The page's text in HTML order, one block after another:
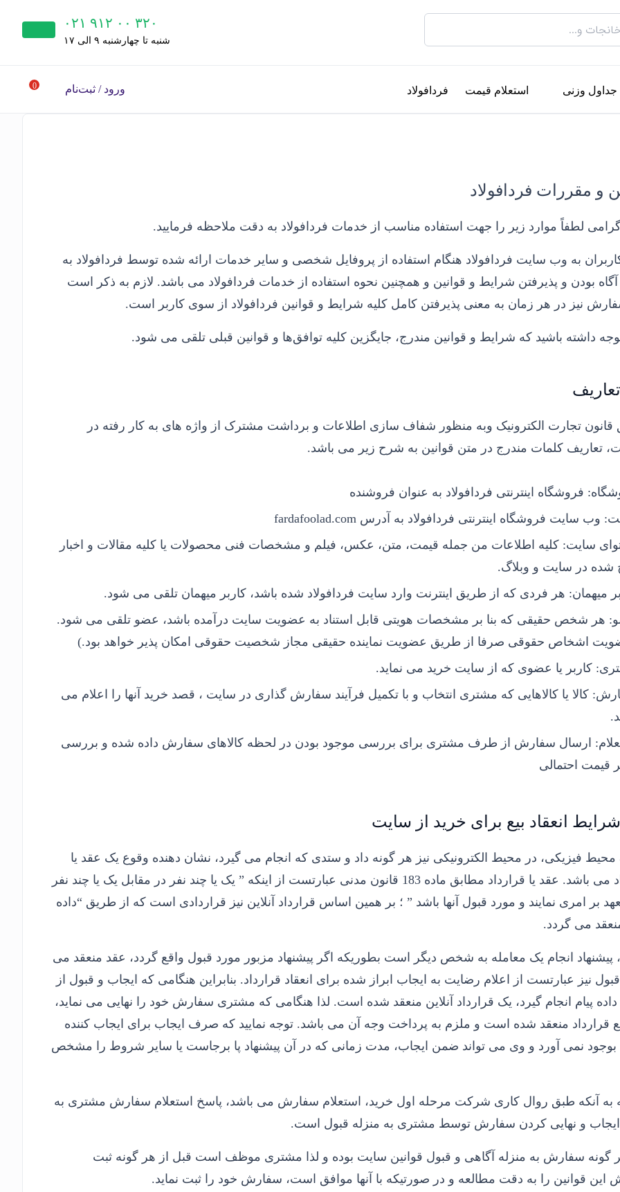
۰۲۱ ۹۱۲ ۰۰ ۳۲۰
شنبه‌ تا چهارشنبه ۹ الی ۱۷
جداول وزنی استعلام قیمت فردافولاد ورود / ثبت‌نام 0
ورود ثبت‌نام
شماره موبایل*
کد تصویر*
و مقررات فردافولاد
لطفاً موارد زیر را جهت استفاده مناسب از خدمات فردافولاد به دقت ملاحظه فرمایید.
به وب سایت فردافولاد هنگام استفاده از پروفایل شخصی و سایر خدمات ارائه شده توسط فردافولاد به
آگاه بودن و پذیرفتن شرایط و قوانین و همچنین نحوه استفاده از خدمات فردافولاد می باشد. لازم به ذکر است
نیز در هر زمان به معنی پذیرفتن کامل کلیه شرایط و قوانین فردافولاد از سوی کاربر است.
داشته باشید که شرایط و قوانین مندرج، جایگزین کلیه توافق‌ها و قوانین قبلی تلقی می شود.
تعاریف
قانون تجارت الکترونیک وبه منظور شفاف سازی اطلاعات و برداشت مشترک از واژه های به کار رفته در
تعاریف کلمات مندرج در متن قوانین به شرح زیر می باشد.
فروشگاه اینترنتی فردافولاد به عنوان فروشنده
وب سایت فروشگاه اینترنتی فردافولاد به آدرس fardafoolad.com
سایت: کلیه اطلاعات من جمله قیمت، متن، عکس، فیلم و مشخصات فنی محصولات یا کلیه مقالات و اخبار
شده در سایت و وبلاگ.
میهمان: هر فردی که از طریق اینترنت وارد سایت فردافولاد شده باشد، کاربر میهمان تلقی می شود.
هر شخص حقیقی که بنا بر مشخصات هویتی قابل استناد به عضویت سایت درآمده باشد، عضو تلقی می شود.
اشخاص حقوقی صرفا از طریق عضویت نماینده حقیقی مجاز شخصیت حقوقی امکان پذیر خواهد بود.)
کاربر یا عضوی که از سایت خرید می نماید.
کالا یا کالاهایی که مشتری انتخاب و با تکمیل فرآیند سفارش گذاری در سایت ، قصد خرید آنها را اعلام می
ارسال سفارش از طرف مشتری برای بررسی موجود بودن در لحظه کالاهای سفارش داده شده و بررسی
قیمت احتمالی
شرایط انعقاد بیع برای خرید از سایت
محیط فیزیکی، در محیط الکترونیکی نیز هر گونه داد و ستدی که انجام می گیرد، نشان دهنده وقوع یک عقد یا
قرارداد می باشد. عقد یا قرارداد مطابق ماده 183 قانون مدنی عبارتست از اینکه ” یک یا چند نفر در مقابل یک یا چند نفر
بر امری نمایند و مورد قبول آنها باشد ” ؛ بر همین اساس قرارداد آنلاین نیز قراردادی است که از طریق “داده
می گردد.
پیشنهاد انجام یک معامله به شخص دیگر است بطوریکه اگر پیشنهاد مزبور مورد قبول واقع گردد، عقد منعقد می
نیز عبارتست از اعلام رضایت به ایجاب ابراز شده برای انعقاد قرارداد. بنابراین هنگامی که ایجاب و قبول از
پیام انجام گیرد، یک قرارداد آنلاین منعقد شده است. لذا هنگامی که مشتری سفارش خود را نهایی می نماید،
قرارداد منعقد شده است و ملزم به پرداخت وجه آن می باشد. توجه نمایید که صرف ایجاب برای ایجاب کننده
بوجود نمی آورد و وی می تواند ضمن ایجاب، مدت زمانی که در آن پیشنهاد پا برجاست یا سایر شروط را مشخص
به آنکه طبق روال کاری شرکت مرحله اول خرید، استعلام سفارش می باشد، پاسخ استعلام سفارش مشتری به
ایجاب و نهایی کردن سفارش توسط مشتری به منزله قبول است.
گونه سفارش به منزله آگاهی و قبول قوانین سایت بوده و لذا مشتری موظف است قبل از هر گونه ثبت
این قوانین را به دقت مطالعه و در صورتیکه با آنها موافق است، سفارش خود را ثبت نماید.
درخواست شما با موفقیت ثبت شد.
درخواست مشاوره (رایگان)
می‌توانید پیام خود را از طریق فرم زیر ارسال کنید، کارشناسان ما
در اسرع وقت با شما تماس می‌گیرند.
تلفن همراه *
متن پیام*